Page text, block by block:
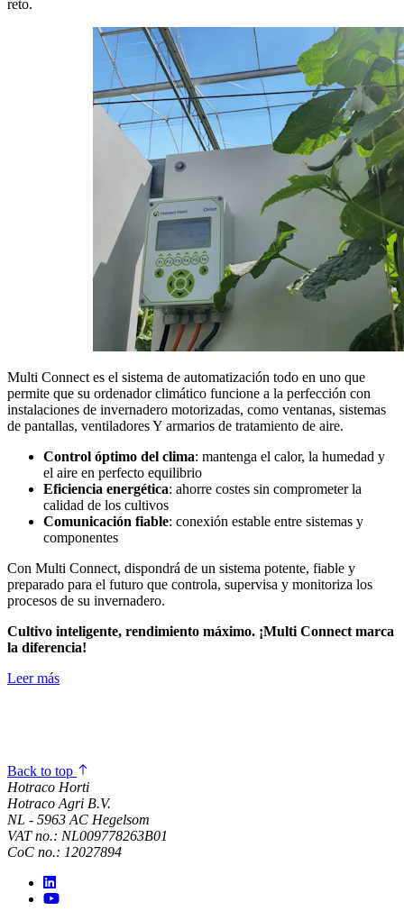
reto.
Multi Connect es el sistema de automatización todo en uno que
permite que su ordenador climático funcione a la perfección con
instalaciones de invernadero motorizadas, como ventanas, sistemas
de pantallas, ventiladores Y armarios de tratamiento de aire.
Control óptimo del clima: mantenga el calor, la humedad y
el aire en perfecto equilibrio
Eficiencia energética: ahorre costes sin comprometer la
calidad de los cultivos
Comunicación fiable: conexión estable entre sistemas y
componentes
Con Multi Connect, dispondrá de un sistema potente, fiable y
preparado para el futuro que controla, supervisa y monitoriza los
procesos de su invernadero.
Cultivo inteligente, rendimiento máximo. ¡Multi Connect marca
la diferencia!
Leer más
Back to top
Hotraco Horti
Hotraco Agri B.V.
NL - 5963 AC Hegelsom
VAT no.: NL009778263B01
CoC no.: 12027894